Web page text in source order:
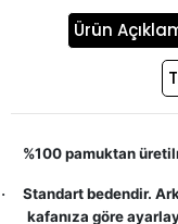
Ürün
%100 pamuktan
·
Standart bedendir.
kafanıza göre